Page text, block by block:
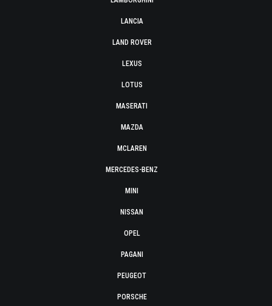
LANCIA
LAND ROVER
LEXUS
LOTUS
MASERATI
MAZDA
MCLAREN
MERCEDES-BENZ
MINI
NISSAN
OPEL
PAGANI
PEUGEOT
PORSCHE